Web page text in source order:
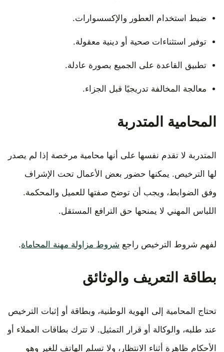
ضبط استخدام العطور والإكسسوارات.
توفير استثناءات صحية أو دينية معقولة.
تطبيق القاعدة على الجميع بصورة عادلة.
معالجة المخالفة تدريجيًا قبل الجزاء.
المحامية المتدربة
المتدربة لا تقدم نفسها على أنها محامية مرخصة إذا لم يصدر
لها الترخيص. يمكنها حضور بعض الأعمال تحت الإشراف
وفق الضوابط، ويجب أن توضح صفتها للعميل والمحكمة.
اللباس المهني لا يمنحها حق الترافع المستقل.
لفهم شروط الترخيص راجع شروط مزاولة مهنة المحاماة.
بطاقة التعريف والوثائق
تحتاج المحامية إلى الهوية الوطنية، وبطاقة أو إثبات الترخيص
عند طلبه، والوكالة أو قرار التمثيل. لا تترك بطاقات العملاء أو
الأحكام ظاهرة أثناء الانتظار، ولا تسلم الهاتف للغير وهو